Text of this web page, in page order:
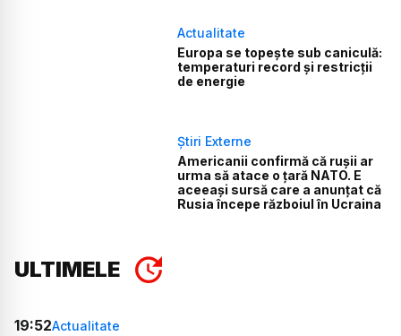
Actualitate
Europa se topește sub caniculă:
temperaturi record și restricții
de energie
Știri Externe
Americanii confirmă că rușii ar
urma să atace o țară NATO. E
aceeași sursă care a anunțat că
Rusia începe războiul în Ucraina
ULTIMELE
19:52Actualitate